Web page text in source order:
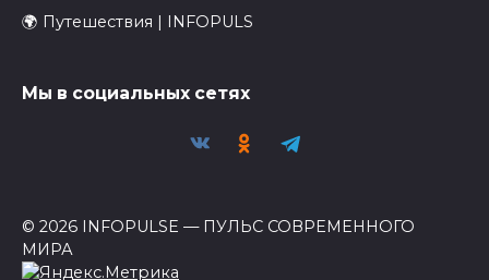
🌍 Путешествия | INFOPULS
Мы в социальных сетях
© 2026 INFOPULSE — ПУЛЬС СОВРЕМЕННОГО
МИРА